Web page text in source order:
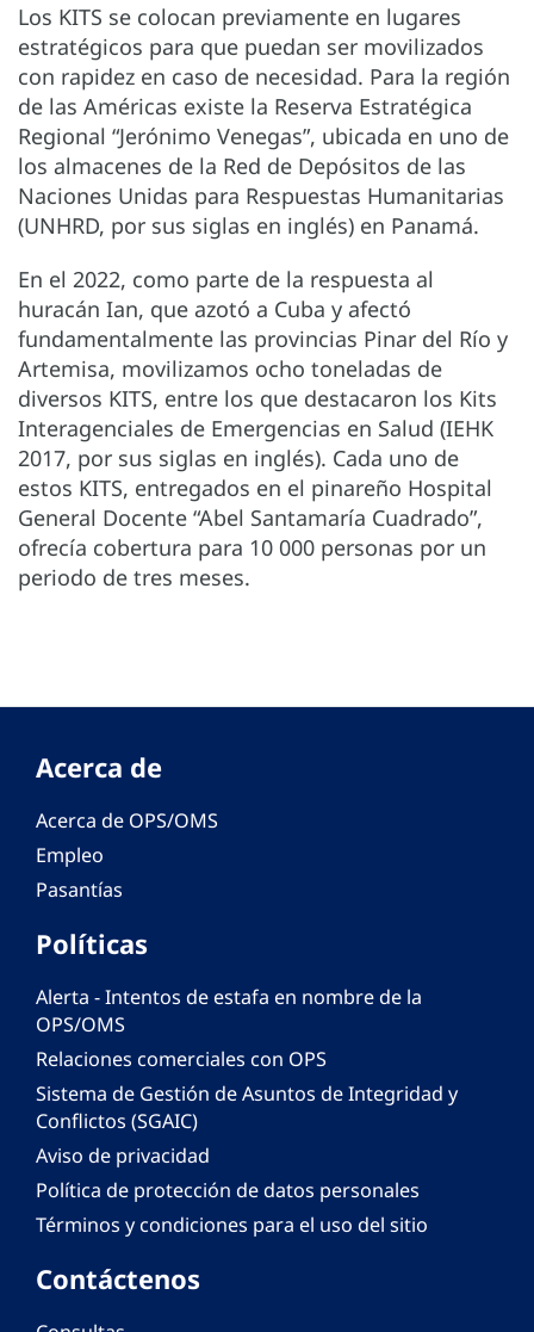
Los KITS se colocan previamente en lugares
estratégicos para que puedan ser movilizados
con rapidez en caso de necesidad. Para la región
de las Américas existe la Reserva Estratégica
Regional “Jerónimo Venegas”, ubicada en uno de
los almacenes de la Red de Depósitos de las
Naciones Unidas para Respuestas Humanitarias
(UNHRD, por sus siglas en inglés) en Panamá.
En el 2022, como parte de la respuesta al
huracán Ian, que azotó a Cuba y afectó
fundamentalmente las provincias Pinar del Río y
Artemisa, movilizamos ocho toneladas de
diversos KITS, entre los que destacaron los Kits
Interagenciales de Emergencias en Salud (IEHK
2017, por sus siglas en inglés). Cada uno de
estos KITS, entregados en el pinareño Hospital
General Docente “Abel Santamaría Cuadrado”,
ofrecía cobertura para 10 000 personas por un
periodo de tres meses.
Acerca de
Acerca de OPS/OMS
Empleo
Pasantías
Políticas
Alerta - Intentos de estafa en nombre de la
OPS/OMS
Relaciones comerciales con OPS
Sistema de Gestión de Asuntos de Integridad y
Conflictos (SGAIC)
Aviso de privacidad
Política de protección de datos personales
Términos y condiciones para el uso del sitio
Contáctenos